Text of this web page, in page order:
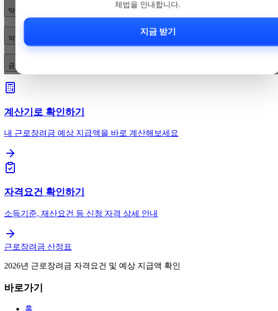
체법을 안내합니다.
지금 받기
약물 과용 두통은 어떻게 진단하나요?
약을 끊을 때 급중단과 점진 감량(테이퍼)은 언제 선택하나요?
금단증상은 어떻게 관리하고 재발을 막으려면 무엇을 해야 하나요?
계산기로 확인하기
내 근로장려금 예상 지급액을 바로 계산해보세요
자격요건 확인하기
소득기준, 재산요건 등 신청 자격 상세 안내
근로장려금 산정표
2026년 근로장려금 자격요건 및 예상 지급액 확인
바로가기
홈